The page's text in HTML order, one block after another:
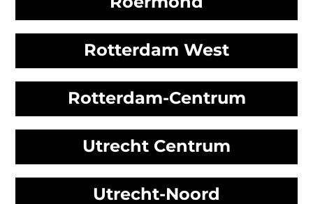
Rotterdam West
Rotterdam-Centrum
Utrecht Centrum
Utrecht-Noord